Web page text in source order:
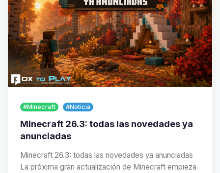
#Minecraft #Noticia
Minecraft 26.3: todas las novedades ya
anunciadas
Minecraft 26.3: todas las novedades ya anunciadas
La próxima gran actualización de Minecraft empieza